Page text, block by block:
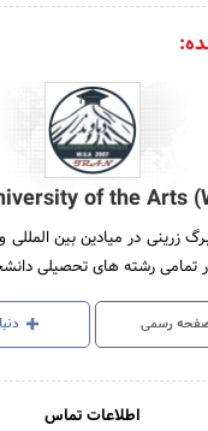
of the Arts
زرینی در میادین بین
رسمی
اطلاعات تماس